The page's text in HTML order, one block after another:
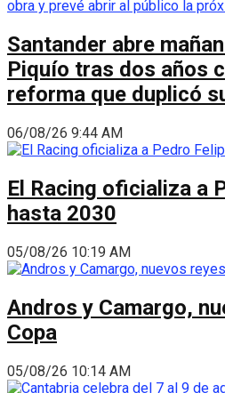
Santander abre
Piquío tras dos años
reforma que duplicó
06/08/26 9:44 AM
El Racing oficializa a
hasta 2030
05/08/26 10:19 AM
Andros y Camargo,
Copa
05/08/26 10:14 AM